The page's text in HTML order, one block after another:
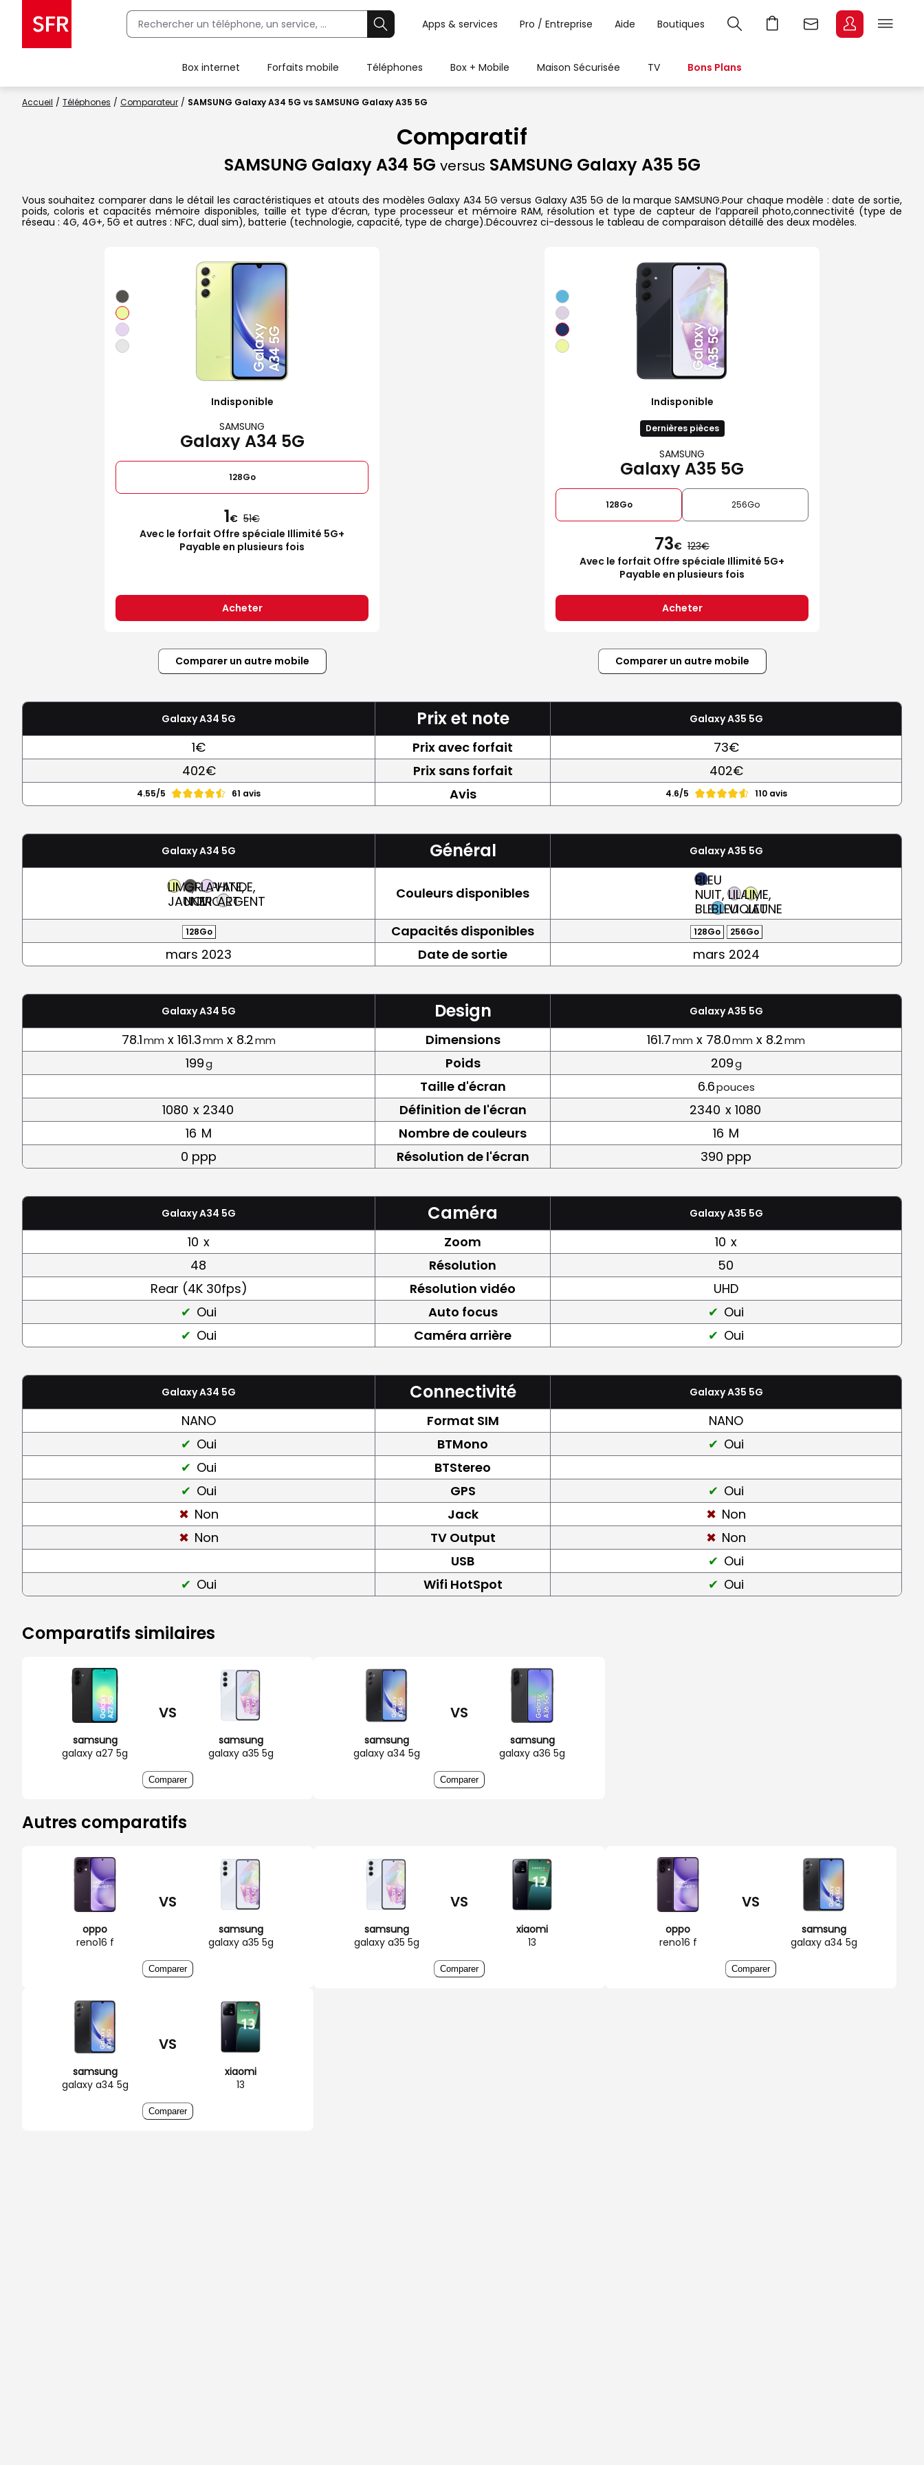
Apps & services Pro / Entreprise Aide Boutiques
Box internet Forfaits mobile Téléphones Box + Mobile Maison Sécurisée TV Bons Plans
Accueil Téléphones Comparateur SAMSUNG Galaxy A34 5G vs SAMSUNG Galaxy A35 5G
Comparatif
SAMSUNG Galaxy A34 5G versus SAMSUNG Galaxy A35 5G
Vous souhaitez comparer dans le détail les caractéristiques et atouts des modèles Galaxy A34 5G versus Galaxy A35 5G de la marque SAMSUNG.Pour chaque modèle : date de sortie,
poids, coloris et capacités mémoire disponibles, taille et type d’écran, type processeur et mémoire RAM, résolution et type de capteur de l’appareil photo,connectivité (type de
réseau : 4G, 4G+, 5G et autres : NFC, dual sim), batterie (technologie, capacité, type de charge).Découvrez ci-dessous le tableau de comparaison détaillé des deux modèles.
Indisponible
SAMSUNG
Galaxy A34 5G
128Go
1€ 51
Avec le forfait Offre spéciale Illimité 5G+
Payable en plusieurs fois
Acheter
Indisponible
Dernières pièces
SAMSUNG
Galaxy A35 5G
128Go 256Go
73€ 123
Avec le forfait Offre spéciale Illimité 5G+
Payable en plusieurs fois
Acheter
Comparer un autre mobile Comparer un autre mobile
Galaxy A34 5G Prix et note Galaxy A35 5G
1€ Prix avec forfait
73€
402€
Prix sans forfait 402€
4.55/5 61 avis Avis 4.6/5 110 avis
Galaxy A34 5G Général Galaxy A35 5G
LIME,
JAUNE
GRAPHITE,
NOIR
LAVANDE,
VIOLET
ARGENT Couleurs disponibles
BLEU
NUIT,
BLEUBLEU
LILAS,
VIOLET
LIME,
JAUNE
128Go Capacités disponibles 128Go 256Go
mars 2023 Date de sortie mars 2024
Galaxy A34 5G Design Galaxy A35 5G
78.1mm x 161.3mm x 8.2mm Dimensions 161.7mm x 78.0mm x 8.2mm
199g Poids 209g
Taille d'écran 6.6pouces
1080 x 2340 Définition de l'écran 2340 x 1080
16 M Nombre de couleurs 16 M
0 ppp
Résolution de l'écran 390 ppp
Galaxy A34 5G Caméra Galaxy A35 5G
10 x Zoom 10 x
48
Résolution
50
Rear (4K 30fps)
Résolution vidéo
UHD
Oui
Auto focus
Oui
Oui
Caméra arrière Oui
Galaxy A34 5G Connectivité Galaxy A35 5G
NANO Format SIM
NANO
Oui
BTMono
Oui
Oui
BTStereo
Oui
GPS
Oui
Non
Jack
Non
Non
TV Output
Non
USB
Oui
Oui
Wifi HotSpot Oui
Comparatifs similaires
samsung
galaxy a27 5g
VS
samsung
galaxy a35 5g
Comparer
samsung
galaxy a34 5g
VS
samsung
galaxy a36 5g
Comparer
Autres comparatifs
oppo
reno16 f
VS
samsung
galaxy a35 5g
Comparer
samsung
galaxy a35 5g
VS
xiaomi
13
Comparer
oppo
reno16 f
VS
samsung
galaxy a34 5g
Comparer
samsung
galaxy a34 5g
VS
xiaomi
13
Comparer